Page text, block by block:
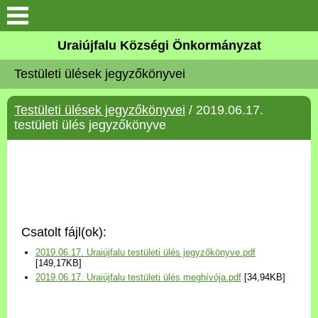
Köszöntő
Elérhetőségek
Uraiújfalu
Választási információk
Versenyképes Járások
Uraiújfalu Községi Önkormányzat
Testületi ülések jegyzőkönyvei
Testületi ülések jegyzőkönyvei / 2019.06.17.
testületi ülés jegyzőkönyve
Csatolt fájl(ok):
2019.06.17. Uraiújfalu testületi ülés jegyzőkönyve.pdf
[149,17KB]
2019.06.17. Uraiújfalu testületi ülés meghívója.pdf [34,94KB]